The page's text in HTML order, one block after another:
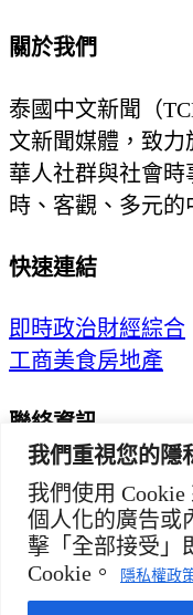
我們重視您的隱
我們使用
個人化的廣告或
擊「全部接受」
Cookie。
隱私權政
關於我們
泰國中文新聞（
文新聞媒體，致力
華人社群與社會
時、客觀、多元的
快速連結
即時政治財經綜合
工商美食房地產
聯絡資訊
歡迎來信洽詢合作
或提供新聞線索
© 2026 泰國中文